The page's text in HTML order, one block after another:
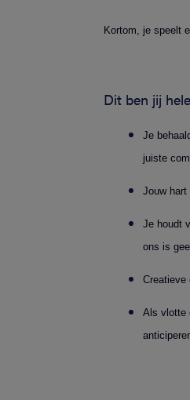
Kortom, je speelt
Dit ben jij
Je
juiste
Jouw hart
Je houdt
ons is
Creatieve
Als vlotte